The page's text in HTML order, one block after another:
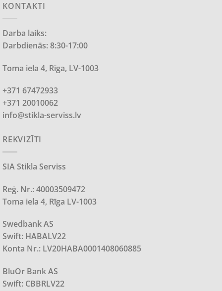
KONTAKTI
Darba laiks:
Darbdienās: 8:30-17:00
Toma iela 4, Rīga, LV-1003
+371 67472933
+371 20010062
info@stikla-serviss.lv
REKVIZĪTI
SIA Stikla Serviss
Reģ. Nr.: 40003509472
Toma iela 4, Rīga LV-1003
Swedbank AS
Swift: HABALV22
Konta Nr.: LV20HABA0001408060885
BluOr Bank AS
Swift: CBBRLV22